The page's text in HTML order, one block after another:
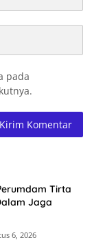
pada
Tirta
Jaga
6, 2026